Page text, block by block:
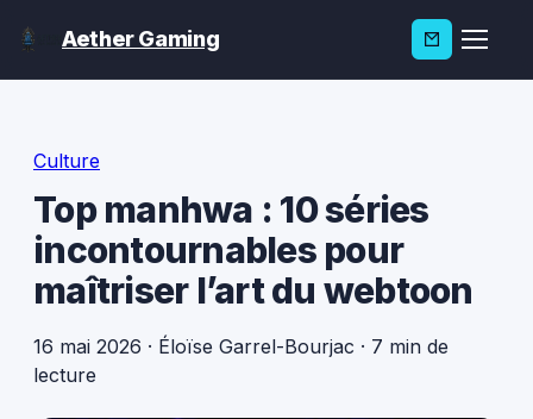
Aether Gaming
Culture
Top manhwa : 10 séries
incontournables pour
maîtriser l’art du webtoon
16 mai 2026 · Éloïse Garrel-Bourjac · 7 min de
lecture